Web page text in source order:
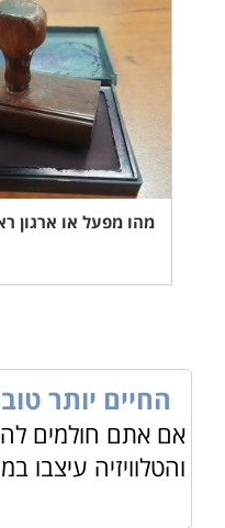
מהו מפעל או ארגון
החיים יותר
אם אתם חולמים
והטלוויזיה עיצבו